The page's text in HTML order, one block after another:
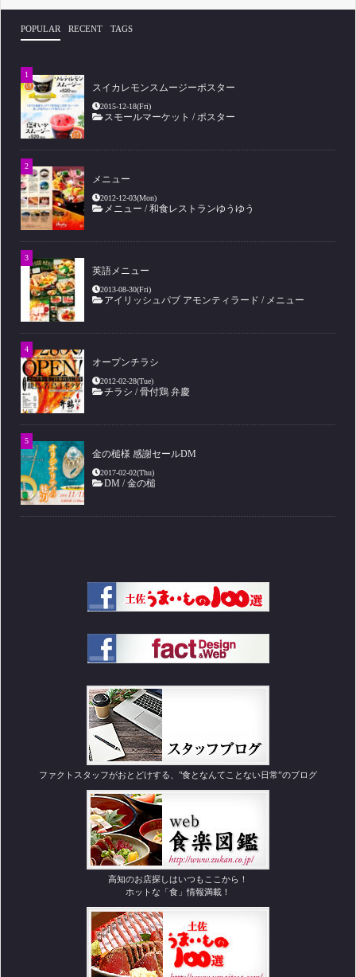
POPULAR RECENT TAGS
スイカレモンスムージーポスター
2015-12-18(Fri)
スモールマーケット /ポスター
メニュー
2012-12-03(Mon)
メニュー /和食レストランゆうゆう
英語メニュー
2013-08-30(Fri)
アイリッシュパブ アモンティラード / メニュー
オープンチラシ
2012-02-28(Tue)
チラシ /骨付鶏 弁慶
金の槌様 感謝セールDM
2017-02-02(Thu)
DM /金の槌
ファクトスタッフがおとどけする、"食となんてことない日常”のブログ
高知のお店探しはいつもここから！
ホットな「食」情報満載！